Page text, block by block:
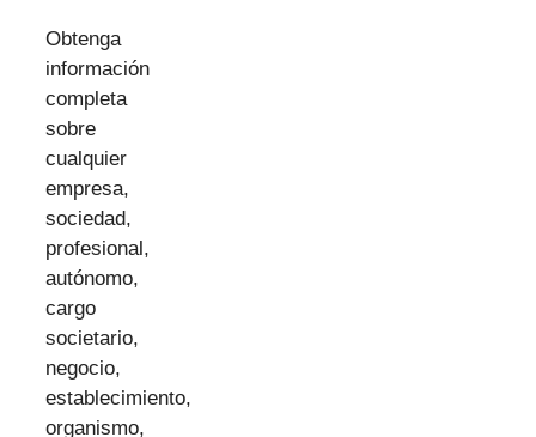
Obtenga
información
completa
sobre
cualquier
empresa,
sociedad,
profesional,
autónomo,
cargo
societario,
negocio,
establecimiento,
organismo,